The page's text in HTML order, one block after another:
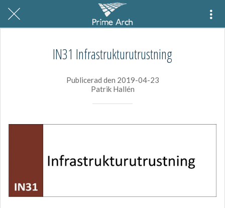
IN31 Infrastrukturutrustning
Publicerad den 2019-04-23
Patrik Hallén